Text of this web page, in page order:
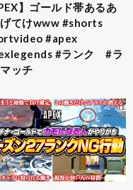
】ゴールド帯あるあ
てけwww #shorts
#apex
#ランク #ラ
ッチ